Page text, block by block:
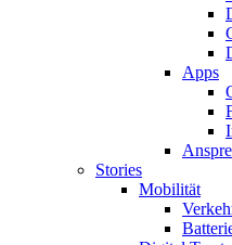
Apps
Stories
Mobilität